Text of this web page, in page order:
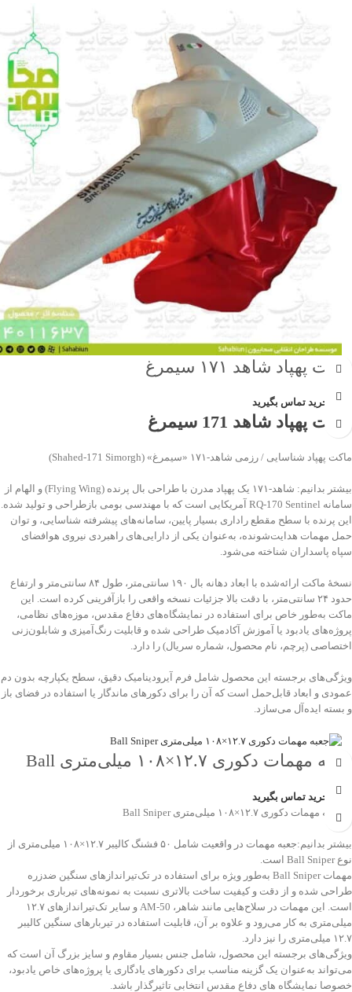
ماکت پهپاد شاهد ۱۷۱ سیمرغ
جهت خرید تماس بگیرید
ماکت پهپاد شاهد 171 سیمرغ
ماکت پهپاد شناسایی / رزمی شاهد‑۱۷۱ «سیمرغ» (Shahed‑171 Simorgh)
بیشتر بدانیم: شاهد‑۱۷۱ یک پهپاد مدرن با طراحی بال پرنده (Flying Wing) و الهام از
سامانه RQ‑170 Sentinel آمریکایی است که با مهندسی بومی بازطراحی و تولید شده.
این پرنده با سطح مقطع راداری بسیار پایین، سامانه‌های پیشرفته شناسایی، و توان
حمل مهمات هدایت‌شونده، به‌عنوان یکی از دارایی‌های راهبردی نیروی هوافضای
سپاه پاسداران شناخته می‌شود.
نسخهٔ ماکت ارائه‌شده با ابعاد دهانه بال ۱۹۰ سانتی‌متر، طول ۸۴ سانتی‌متر و ارتفاع
حدود ۲۴ سانتی‌متر، با دقت بالا جزئیات نسخه واقعی را بازآفرینی کرده است. این
ماکت به‌طور خاص برای استفاده در نمایشگاه‌های دفاع مقدس، موزه‌های نظامی،
پروژه‌های یادبود یا آموزش آکادمیک طراحی شده و قابلیت رنگ‌آمیزی و شابلون‌زنی
اختصاصی (پرچم، نام محصول، شماره سریال) را دارد.
ویژگی‌های برجسته این محصول شامل فرم آیرودینامیک دقیق، سطح یکپارچه بدون دم
عمودی و ابعاد قابل‌حمل است که آن را برای دکورهای ماندگار یا استفاده در فضای باز
و بسته ایده‌آل می‌سازد.
جعبه مهمات دکوری ۱۲.۷×۱۰۸ میلی‌متری Ball
Sniper
جهت خرید تماس بگیرید
💠جعبه مهمات دکوری ۱۲.۷×۱۰۸ میلی‌متری Ball Sniper
بیشتر بدانیم:جعبه مهمات در واقعیت شامل ۵۰ فشنگ کالیبر ۱۲.۷×۱۰۸ میلی‌متری از
نوع Ball Sniper است.
مهمات Ball Sniper به‌طور ویژه برای استفاده در تک‌تیراندازهای سنگین ضدزره
طراحی شده و از دقت و کیفیت ساخت بالاتری نسبت به نمونه‌های تیرباری برخوردار
است. این مهمات در سلاح‌هایی مانند شاهر، AM-50 و سایر تک‌تیراندازهای ۱۲.۷
میلی‌متری به کار می‌رود و علاوه بر آن، قابلیت استفاده در تیربارهای سنگین کالیبر
۱۲.۷ میلی‌متری را نیز دارد.
ویژگی‌های برجسته این محصول، شامل جنس بسیار مقاوم و سایز بزرگ آن است که
می‌تواند به‌عنوان یک گزینه مناسب برای دکورهای یادگاری یا پروژه‌های خاص یادبود،
خصوصا نمایشگاه های دفاع مقدس انتخابی تاثیرگذار باشد.